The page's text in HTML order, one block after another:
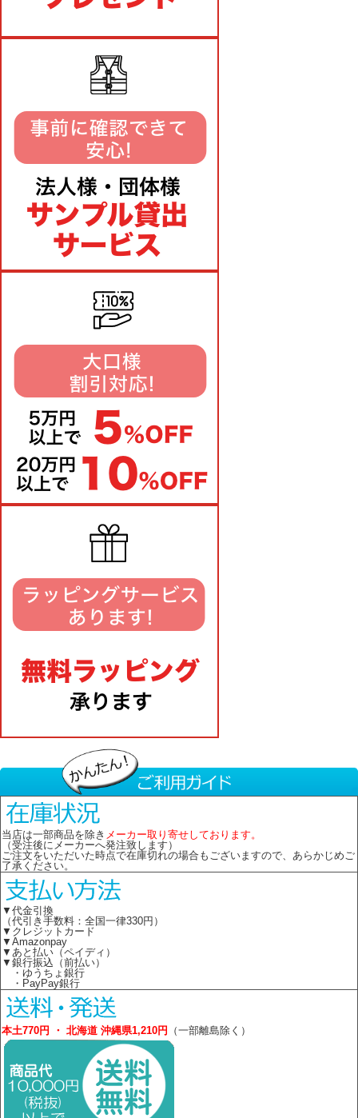
当店は一部商品を除き メーカー取り寄せしております。
（受注後にメーカーへ発注致します）
ご注文をいただいた時点で在庫切れの場合もございますので、あらかじめご
了承ください。
▼代金引換
（代引き手数料：全国一律330円）
▼クレジットカード
▼Amazonpay
▼あと払い（ペイディ）
▼銀行振込（前払い）
・ゆうちょ銀行
・PayPay銀行
本土770円 ・ 北海道 沖縄県1,210円 （一部離島除く）